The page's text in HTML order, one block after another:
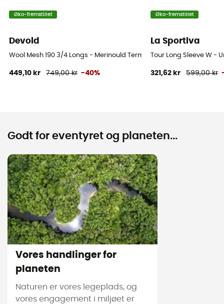
Øko-fremstillet
Devold
Wool Mesh 190 3/4 Longs - Merinould Termostrømpebukser -
449,10 kr 749,00 kr -40%
Øko-fremstillet
La Sportiva
Tour Long Sleeve W -
321,62 kr 599,00 kr
Godt for eventyret og planeten...
Vores handlinger for
planeten
Naturen er vores legeplads, og
vores engagement i miljøet er